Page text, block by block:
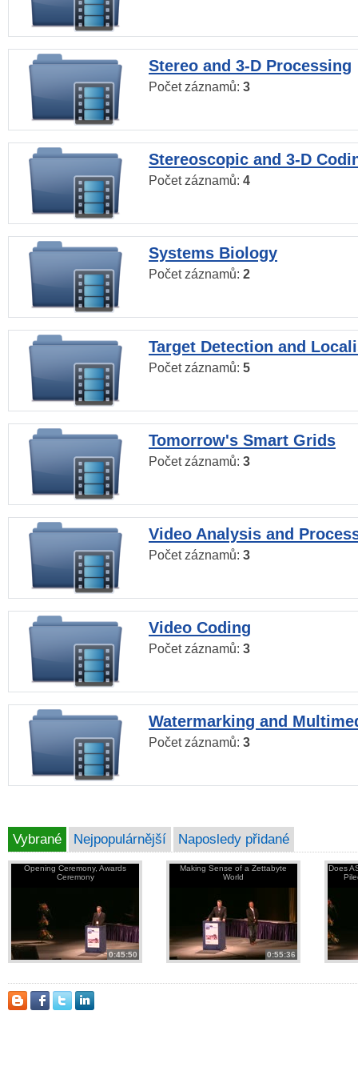
Stereo and 3-D Processing
Počet záznamů: 3
Stereoscopic and 3-D
Počet záznamů: 4
Systems Biology
Počet záznamů: 2
Target Detection and
Počet záznamů: 5
Tomorrow's Smart Grids
Počet záznamů: 3
Video Analysis and
Počet záznamů: 3
Video Coding
Počet záznamů: 3
Watermarking and
Počet záznamů: 3
Vybrané Nejpopulárnější Naposledy přidané
Opening Ceremony, Awards
Ceremony
0:45:50
Making Sense of a Zettabyte
World
0:55:36
Does